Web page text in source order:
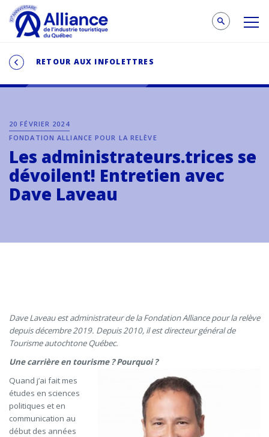
RETOUR AUX INFOLETTRES
20 FÉVRIER 2024
FONDATION ALLIANCE POUR LA RELÈVE
Les administrateurs.trices se
dévoilent! Entretien avec
Dave Laveau
Dave Laveau est administrateur de la Fondation Alliance pour la relève
depuis décembre 2019. Depuis 2010, il est directeur général de
Tourisme autochtone Québec.
Une carrière en tourisme ? Pourquoi ?
Quand j’ai fait mes
études en sciences
politiques et en
communication au
début des années